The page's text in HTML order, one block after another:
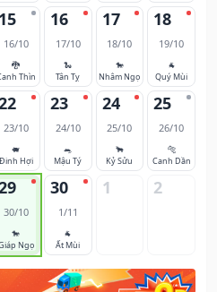
15
16/10
🐉
Thìn
16
17/10
🐍
Tân Tỵ
17
18/10
🐎
Nhâm Ngọ
18
19/10
🐐
Quý Mùi
23/10
🐖
Đinh Hợi
23
24/10
🐀
Mậu Tý
24
25/10
🐂
Kỷ Sửu
25
26/10
🐅
Canh Dần
30/10
🐎
Ngọ
30
1/11
🐐
Ất Mùi
1 2